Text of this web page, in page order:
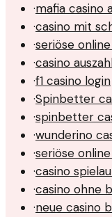
·mafia casino
·casino mit
·seriöse
·casino
·f1 casino login
·Spinbetter
·spinbetter
·wunderino
·seriöse
·casino
·casino ohne
·neue casino